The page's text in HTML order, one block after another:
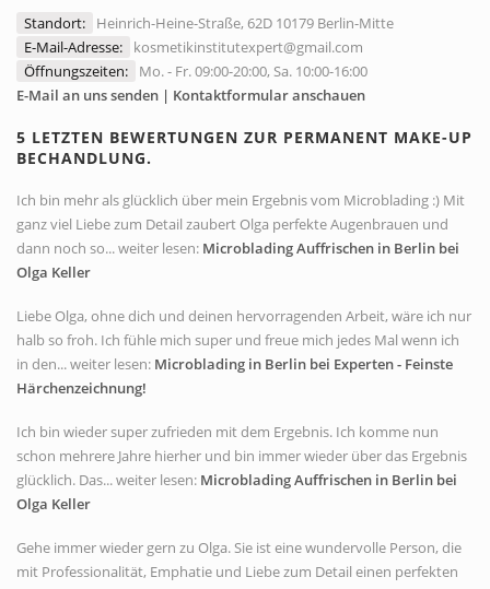
Standort:
Heinrich-Heine-Straße, 62D 10179 Berlin-Mitte
E-Mail-Adresse:
kosmetikinstitutexpert@gmail.com
Öffnungszeiten:
Mo. - Fr. 09:00-20:00, Sa. 10:00-16:00
E-Mail an uns senden | Kontaktformular anschauen
5 LETZTEN BEWERTUNGEN ZUR PERMANENT MAKE-UP
BECHANDLUNG.
Ich bin mehr als glücklich über mein Ergebnis vom Microblading :) Mit
ganz viel Liebe zum Detail zaubert Olga perfekte Augenbrauen und
dann noch so... weiter lesen: Microblading Auffrischen in Berlin bei
Olga Keller
Liebe Olga, ohne dich und deinen hervorragenden Arbeit, wäre ich nur
halb so froh. Ich fühle mich super und freue mich jedes Mal wenn ich
in den... weiter lesen: Microblading in Berlin bei Experten - Feinste
Härchenzeichnung!
Ich bin wieder super zufrieden mit dem Ergebnis. Ich komme nun
schon mehrere Jahre hierher und bin immer wieder über das Ergebnis
glücklich. Das... weiter lesen: Microblading Auffrischen in Berlin bei
Olga Keller
Gehe immer wieder gern zu Olga. Sie ist eine wundervolle Person, die
mit Professionalität, Emphatie und Liebe zum Detail einen perfekten